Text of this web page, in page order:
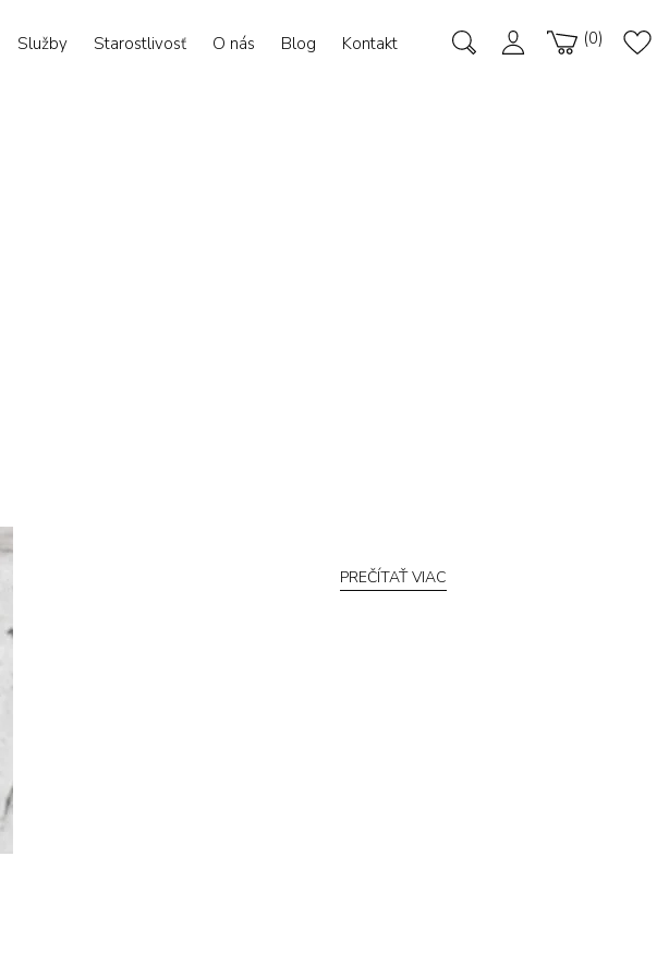
Služby Starostlivosť O nás Blog Kontakt 0
PREČÍTAŤ VIAC